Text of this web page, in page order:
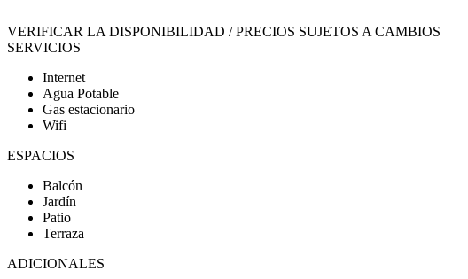
VERIFICAR LA DISPONIBILIDAD / PRECIOS SUJETOS A CAMBIOS
SERVICIOS
Internet
Agua Potable
Gas estacionario
Wifi
ESPACIOS
Balcón
Jardín
Patio
Terraza
ADICIONALES